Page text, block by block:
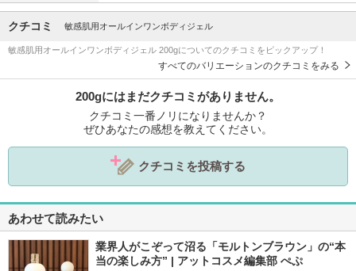
クチコミ 敏感肌用オールインワンボディジェル
敏感肌用オールインワンボディジェル 200gについてのクチコミをピックアップ！
すべてのバリエーションのクチコミをみる
200gにはまだクチコミがありません。
クチコミ一番ノリになりませんか？
ぜひあなたの感想を教えてください。
クチコミを投稿する
あわせて読みたい
業界人がこぞって沼る「モルトンブラウン」の“本
当の楽しみ方” | アットコスメ編集部 ぺぷ